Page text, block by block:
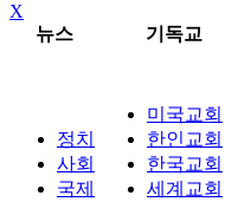
X
뉴스
기독교
정치
사회
국제
미국교회
한인교회
한국교회
세계교회